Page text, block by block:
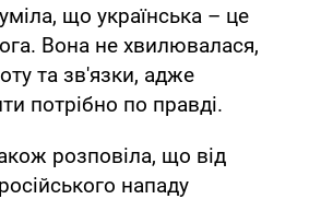
що українська – це
Вона не хвилювалася,
та зв'язки, адже
потрібно по правді.
розповіла, що від
нападу